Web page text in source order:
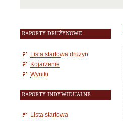
RAPORTY DRUŻYNOWE
Lista startowa drużyn
Kojarzenie
Wyniki
RAPORTY INDYWIDUALNE
Lista startowa